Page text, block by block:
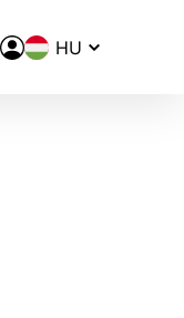
Nyelvváltó